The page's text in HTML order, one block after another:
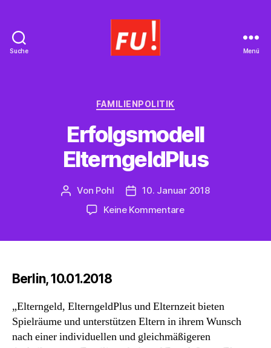
Suche Menü
Kategorien
FAMILIENPOLITIK
Erfolgsmodell
ElterngeldPlus
Beitragsautor
Von Pohl Beitragsdatum
10. Januar 2018
Keine Kommentarezu
Berlin, 10.01.2018
„Elterngeld, ElterngeldPlus und Elternzeit bieten
Spielräume und unterstützen Eltern in ihrem Wunsch
nach einer individuellen und gleichmäßigeren